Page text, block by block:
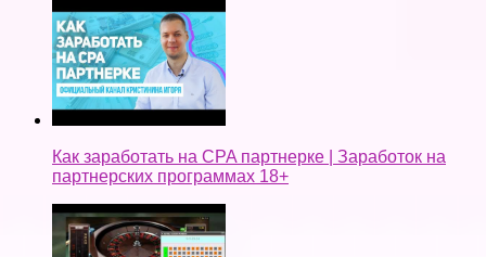
Как заработать на CPA партнерке | Заработок на
партнерских программах 18+